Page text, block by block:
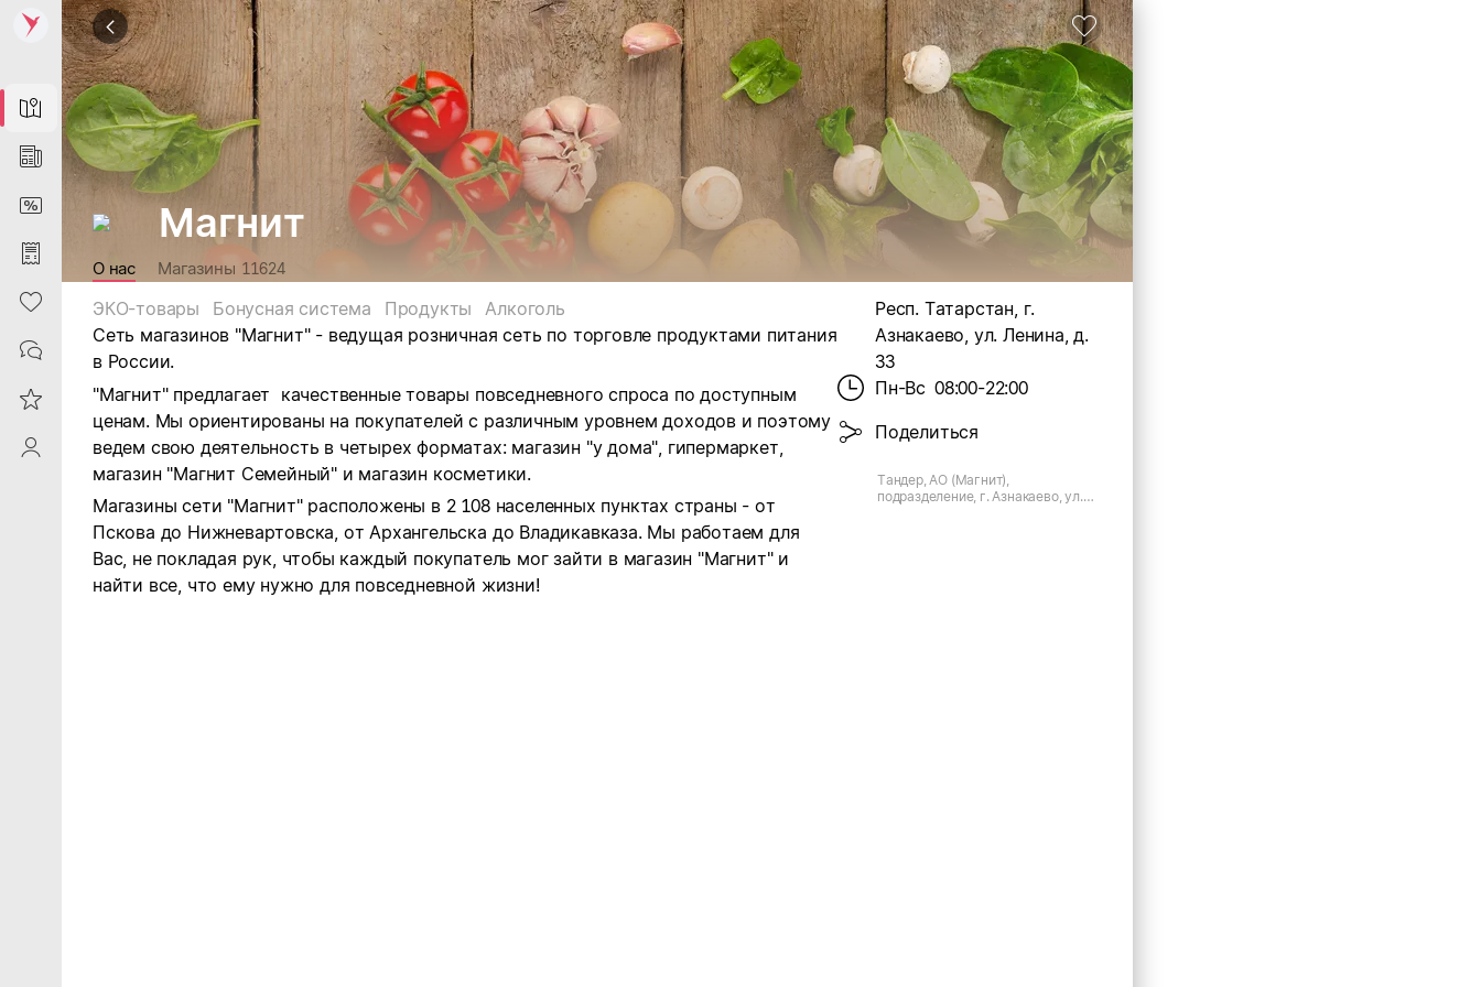
Map
News
DiscountCard
Purchases
Heart
Contacts
Reviews
ProfileSaby
Магнит
О нас Магазины 11624
ЭКО-товары Бонусная система Продукты
Алкоголь
Сеть магазинов "Магнит" - ведущая розничная сеть по торговле продуктами питания
в России.
"Магнит" предлагает качественные товары повседневного спроса по доступным
ценам. Мы ориентированы на покупателей с различным уровнем доходов и поэтому
ведем свою деятельность в четырех форматах: магазин "у дома", гипермаркет,
магазин "Магнит Семейный" и магазин косметики.
Магазины сети "Магнит" расположены в 2 108 населенных пунктах страны - от
Пскова до Нижневартовска, от Архангельска до Владикавказа. Мы работаем для
Вас, не покладая рук, чтобы каждый покупатель мог зайти в магазин "Магнит" и
найти все, что ему нужно для повседневной жизни!
Респ. Татарстан, г.
Азнакаево, ул. Ленина, д.
33
Пн-Вс 08:00-22:00
Поделиться
Тандер, АО (Магнит),
подразделение, г. Азнакаево, ул.